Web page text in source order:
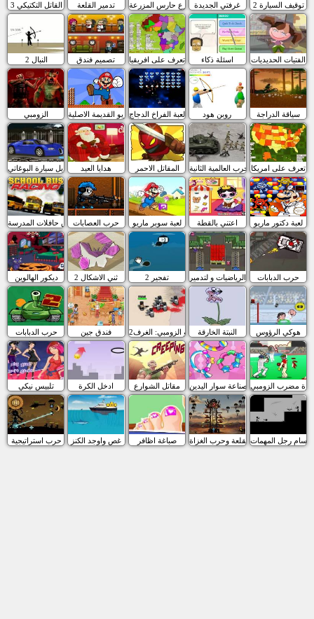
القاتل التكتيكي 3 تدمير القلعة المزارع حارس المزرعةغرفتي الجديدة توقيف السيارة 2
النبال 2 تصميم فندق تعرف على افريقيا اسئلة ذكاء الفتيات الحديديات
الزومبي ماريو القديمة الاصليةلعبة الفراخ الدجاج روبن هود سياقة الدراجة
تعديل سيارة البوغاتي هدايا العيد المقاتل الاحمر الحرب العالمية الثانيةتعرف على امريكا
سباق حافلات المدرسةحرب العصابات لعبة سوبر ماريو اعتني بالقطة لعبة دكتور ماريو
ديكور الهالوين ثني الاشكال 2 تفجير 2 الرياضيات و لتدمير حرب الدبابات
حرب الدبابات فندق جين مقاتلو الزومبي: الغرف2النبتة الخارقة هوكي الرؤوس
تلبيس نيكي ادخل الكرة مقاتل الشوارع صناعة سوار اليدين كرة مضرب الزومبي
حرب استراتيجية غص واوجد الكنز صباغة اظافر القلعة وحرب الغزاةسام رجل المهمات